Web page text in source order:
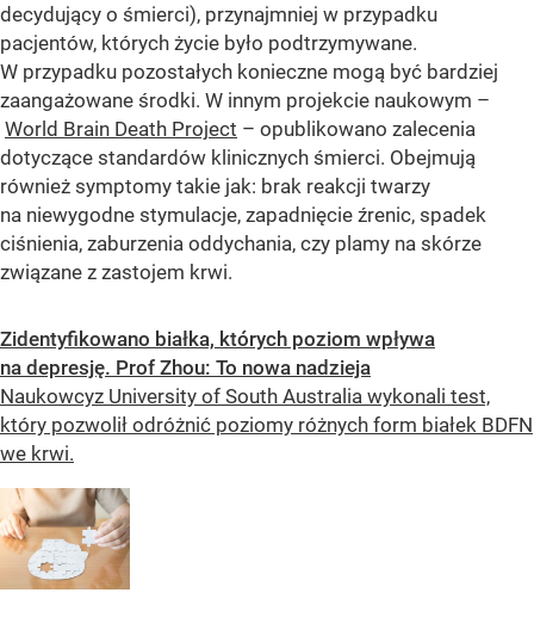
decydujący o śmierci), przynajmniej w przypadku
pacjentów, których życie było podtrzymywane.
W przypadku pozostałych konieczne mogą być bardziej
zaangażowane środki. W innym projekcie naukowym –
World Brain Death Project – opublikowano zalecenia
dotyczące standardów klinicznych śmierci. Obejmują
również symptomy takie jak: brak reakcji twarzy
na niewygodne stymulacje, zapadnięcie źrenic, spadek
ciśnienia, zaburzenia oddychania, czy plamy na skórze
związane z zastojem krwi.
Zidentyfikowano białka, których poziom wpływa
na depresję. Prof Zhou: To nowa nadzieja
Naukowcyz University of South Australia wykonali test,
który pozwolił odróżnić poziomy różnych form białek BDFN
we krwi.